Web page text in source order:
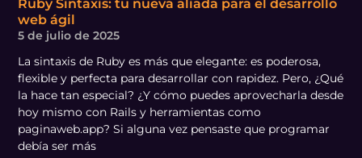
Ruby Sintaxis: tu nueva aliada para el desarrollo
web ágil
5 de julio de 2025
La sintaxis de Ruby es más que elegante: es poderosa,
flexible y perfecta para desarrollar con rapidez. Pero, ¿Qué
la hace tan especial? ¿Y cómo puedes aprovecharla desde
hoy mismo con Rails y herramientas como
paginaweb.app? Si alguna vez pensaste que programar
debía ser más